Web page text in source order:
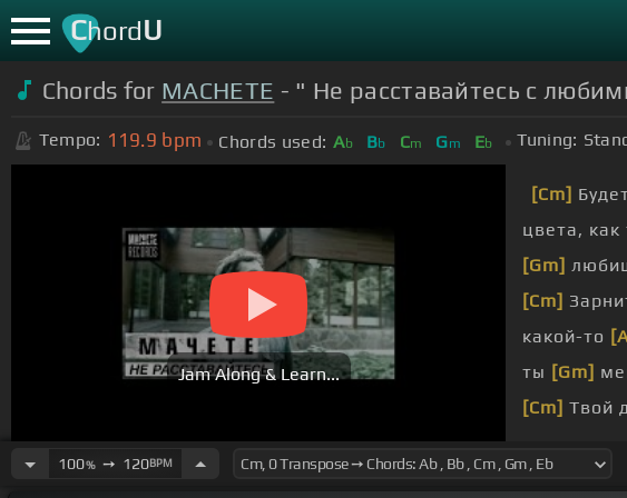
ChordU
Chords for MACHETE - " Не расставайтесь с
Tempo: 119.9 bpm Chords used: Ab Bb Cm Gm Eb Tuning:
Jam Along & Learn...
[Cm]
цвета, как
[Gm]
[Cm]
какой-то
ты [Gm]
[Cm] Твой
100%➙ 120BPM